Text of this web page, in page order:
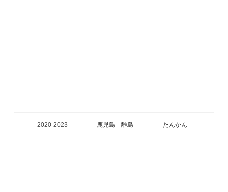
2020-2023 鹿児島 離島 たんかん